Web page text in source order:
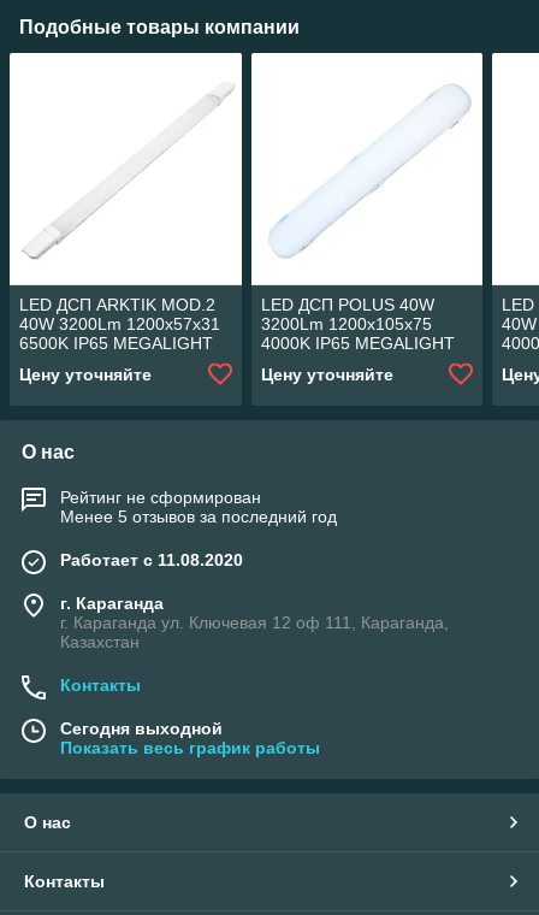
Подобные товары компании
LED ДСП ARKTIK MOD.2
40W 3200Lm 1200x57x31
6500K IP65 MEGALIGHT
Цену уточняйте
LED ДСП POLUS 40W
3200Lm 1200x105x75
4000K IP65 MEGALIGHT
Цену уточняйте
О нас
Рейтинг не сформирован
Менее 5 отзывов за последний год
Работает с 11.08.2020
г. Караганда
г. Караганда ул. Ключевая 12 оф 111, Караганда,
Казахстан
Контакты
Сегодня выходной
Показать весь график работы
О нас
Контакты